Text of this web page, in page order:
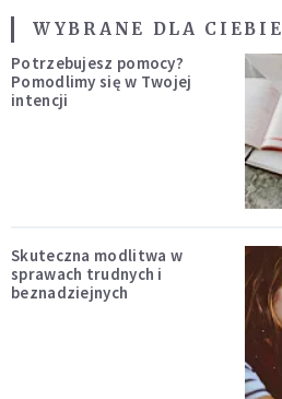
WYBRANE DLA CIEBIE
Potrzebujesz pomocy?
Pomodlimy się w Twojej
intencji
Skuteczna modlitwa w
sprawach trudnych i
beznadziejnych